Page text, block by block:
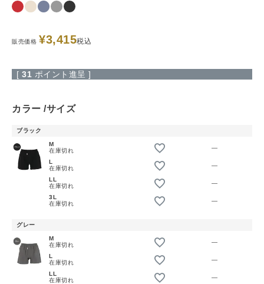
販売価格 ¥3,415税込
[ 31 ポイント進呈 ]
カラー サイズ
ブラック
M
在庫切れ
—
L
在庫切れ
—
LL
在庫切れ
—
3L
在庫切れ
—
グレー
M
在庫切れ
—
L
在庫切れ
—
LL
在庫切れ
—